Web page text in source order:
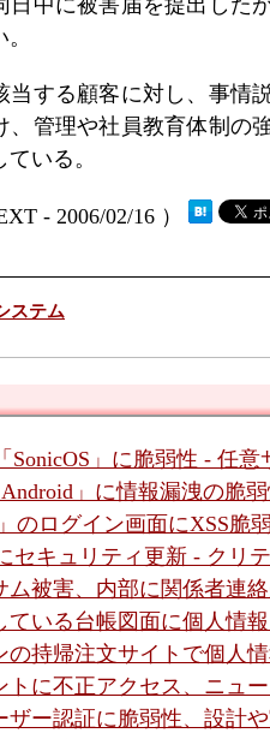
日中に被害届を提出した
当する顧客に対し、事情
、管理や社員教育体制の
いる。
- 2006/02/16 ）
ステム
SonicOS」に脆弱性 - 任
Android」に情報漏洩の脆
」のログイン画面にXSS脆
にセキュリティ更新 - クリ
ム被害、内部に関係者連
ている台帳図面に個人情
の持帰注文サイトで個人
トに不正アクセス、ニュ
ザー認証に脆弱性、設計